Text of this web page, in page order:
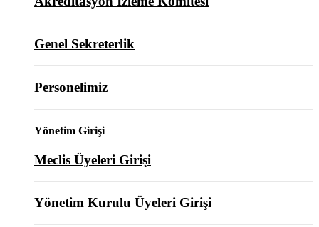
Genel Sekreterlik
Personelimiz
Yönetim Girişi
Meclis Üyeleri Girişi
Yönetim Kurulu Üyeleri Girişi